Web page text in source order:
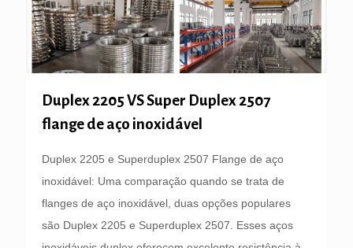
Duplex 2205 VS Super Duplex 2507
flange de aço inoxidável
Duplex 2205 e Superduplex 2507 Flange de aço
inoxidável: Uma comparação quando se trata de
flanges de aço inoxidável, duas opções populares
são Duplex 2205 e Superduplex 2507. Esses aços